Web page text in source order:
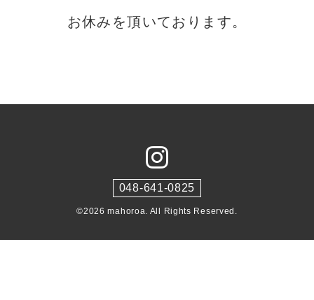
お休みを頂いております。
048-641-0825
©2026mahoroa. All Rights Reserved.